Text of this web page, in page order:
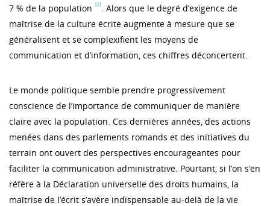
7 % de la population [4] . Alors que le degré d’exigence de
maîtrise de la culture écrite augmente à mesure que se
généralisent et se complexifient les moyens de
communication et d’information, ces chiffres déconcertent.
Le monde politique semble prendre progressivement
conscience de l’importance de communiquer de manière
claire avec la population. Ces dernières années, des actions
menées dans des parlements romands et des initiatives du
terrain ont ouvert des perspectives encourageantes pour
faciliter la communication administrative. Pourtant, si l’on s’en
réfère à la Déclaration universelle des droits humains, la
maîtrise de l’écrit s’avère indispensable au-delà de la vie